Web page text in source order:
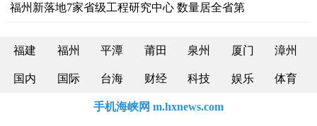
福州新落地7家省级工程研究中心 数量居全省第
福建 福州 平潭 莆田 泉州 厦门 漳州
国内 国际 台海 财经 科技 娱乐 体育
手机海峡网 m.hxnews.com